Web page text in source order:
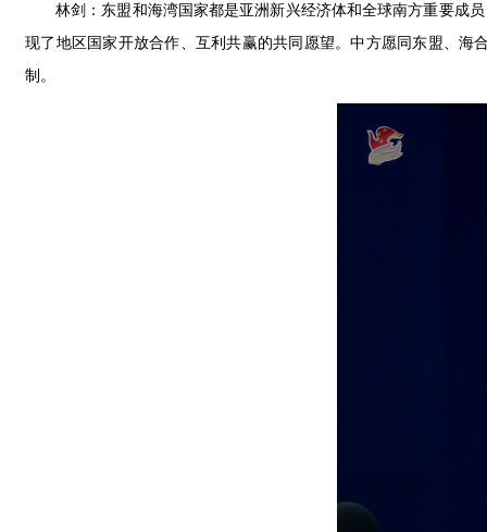
林剑：东盟和海湾国家都是亚洲新兴经济体和全球南方重要成
现了地区国家开放合作、互利共赢的共同愿望。中方愿同东盟、
制。